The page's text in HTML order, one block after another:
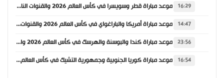
16:29 موعد مباراة قطر وسويسرا في كأس العالم 2026 والقنوات الناقلة
14:47 موعد مباراة أمريكا والباراغواي في كأس العالم 2026 والقنوات الناقلة
23:56 موعد مباراة كندا والبوسنة والهرسك في كأس العالم 2026 والقنوات الناقلة
16:54 موعد مباراة كوريا الجنوبية وجمهورية التشيك في كأس العالم 2026 والقنوات الناقلة